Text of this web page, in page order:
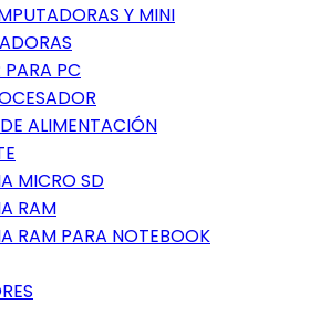
Y MINI
PARA PC
DE ALIMENTACIÓN
MICRO SD
RAM
RAM PARA NOTEBOOK